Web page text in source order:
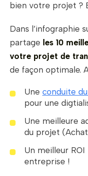
bien votre projet ?
Dans l’infographie
partage les 10
votre projet de
de façon optimale.
Une conduite
pour une
Une meilleure
du projet
Un meilleur
entreprise !